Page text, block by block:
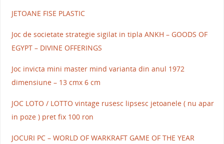
JETOANE FISE PLASTIC
Joc de societate strategie sigilat in tipla ANKH – GOODS OF
EGYPT – DIVINE OFFERINGS
Joc invicta mini master mind varianta din anul 1972
dimensiune – 13 cmx 6 cm
JOC LOTO / LOTTO vintage rusesc lipsesc jetoanele ( nu apar
in poze ) pret fix 100 ron
JOCURI PC – WORLD OF WARKRAFT GAME OF THE YEAR